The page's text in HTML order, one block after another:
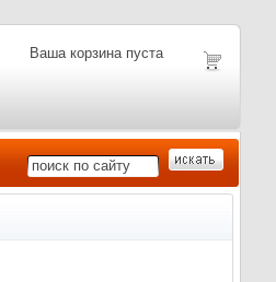
Ваша корзина пуста